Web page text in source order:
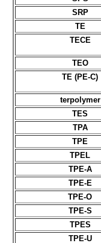
SRP
TE
TECE
TEO
TE (PE-C)
terpolymer
TES
TPA
TPE
TPEL
TPE-A
TPE-E
TPE-O
TPE-S
TPES
TPE-U